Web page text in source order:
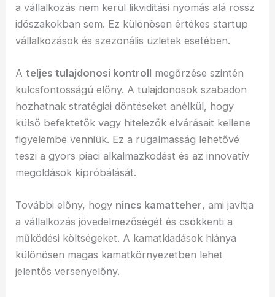
a vállalkozás nem kerül likviditási nyomás alá rossz
időszakokban sem. Ez különösen értékes startup
vállalkozások és szezonális üzletek esetében.
Ateljes tulajdonosi kontroll megőrzése szintén
kulcsfontosságú előny. A tulajdonosok szabadon
hozhatnak stratégiai döntéseket anélkül, hogy
külső befektetők vagy hitelezők elvárásait kellene
figyelembe venniük. Ez a rugalmasság lehetővé
teszi a gyors piaci alkalmazkodást és az innovatív
megoldások kipróbálását.
További előny, hogy nincs kamatteher, ami javítja
a vállalkozás jövedelmezőségét és csökkenti a
működési költségeket. A kamatkiadások hiánya
különösen magas kamatkörnyezetben lehet
jelentős versenyelőny.